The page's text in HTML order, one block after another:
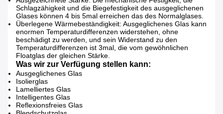
Schlagzähigkeit und die Biegefestigkeit des ausgeglichenen
Glases können 4 bis 5mal erreichen das des Normalglases.
Überlegene Wärmebeständigkeit: Ausgeglichenes Glas kann
enormen Temperaturdifferenzen widerstehen, ohne
beschädigt zu werden, und sein Widerstand zu den
Temperaturdifferenzen ist 3mal, die vom gewöhnlichen
Floatglas der gleichen Stärke.
Was wir zur Verfügung stellen kann:
Ausgeglichenes Glas
Isolierglas
Lamelliertes Glas
Intelligentes Glas
Reflexionsfreies Glas